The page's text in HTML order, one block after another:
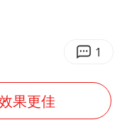
视频已下架
国游三件套”火了
1
果更佳